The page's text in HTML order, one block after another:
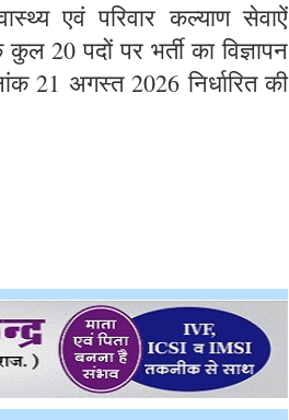
एवं परिवार कल्याण सेवाऐं
20 पदों पर भर्ती का विज्ञापन
21 अगस्त 2026 निर्धारित की